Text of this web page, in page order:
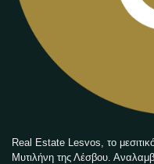
Real Estate Lesvos, το
Μυτιλήνη της Λέσβου.